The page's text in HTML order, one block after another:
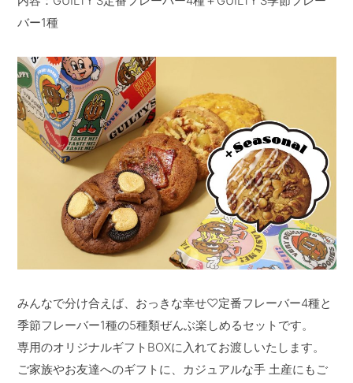
バー1種
みんなで分け合えば、おっきな幸せ♡定番フレーバー4種と
季節フレーバー1種の5種類ぜんぶ楽しめるセットです。
専用のオリジナルギフトBOXに入れてお渡しいたします。
ご家族やお友達へのギフトに、カジュアルな手 土産にもご